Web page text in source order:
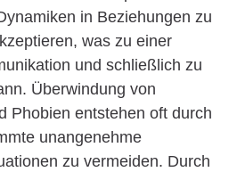
in Beziehungen zu
was zu einer
und schließlich zu
Überwindung von
Phobien entstehen oft durch
unangenehme
zu vermeiden. Durch